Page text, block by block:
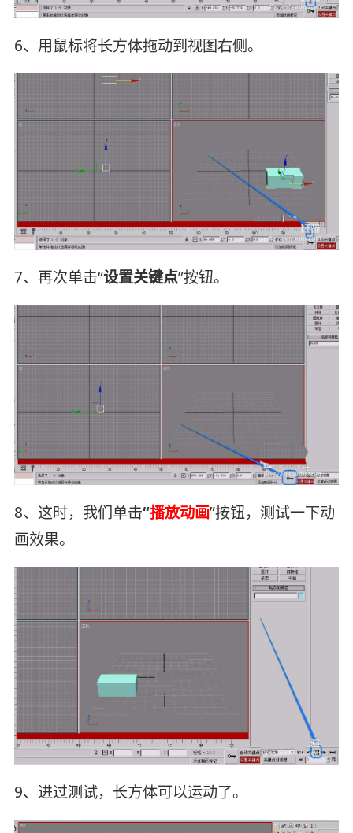
6、用鼠标将长方体拖动到视图右侧。
7、再次单击“设置关键点”按钮。
8、这时，我们单击“播放动画”按钮，测试一下动
画效果。
9、进过测试，长方体可以运动了。